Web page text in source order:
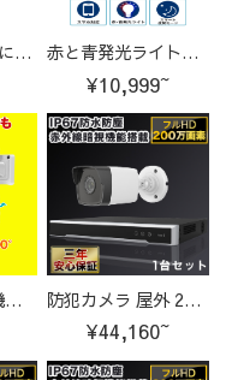
防犯カメラ 業者に頼まなくても自分で設置可能 防犯灯 ワイヤレス 屋外 工事不要 24時間 ネット不要 最大500万画素 夜間カラー 監視カメラ ネットワークカメラ IP66防水 【TR1】 赤と青発光ライトカラー暗視モード双目カメラ P10
¥10,999~
500万画素PTZ機能付きハイビジョン防水カメラ！GB-203 防犯カメラ 屋外 200万画素 固定レンズ2.8mm IP67防塵防水 IPカメラ 1台セット
¥44,160~